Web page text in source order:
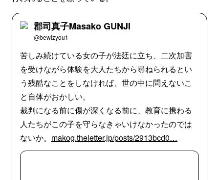
郡司真子Masako GUNJI
@bewizyou1
苦しみ続けている女の子が法廷に立ち、二次加害
を受けながら体験を大人たちから尋ねられるとい
う残酷なことをしなければ、世の中に問えないこ
と自体がおかしい。
裁判になる前に傷が深くなる前に、教育に携わる
人たちがこの子を守らなきゃいけなかったのでは
ないか。 makog.theletter.jp/posts/2913bcd0…